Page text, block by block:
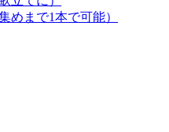
めまで1本で可能）